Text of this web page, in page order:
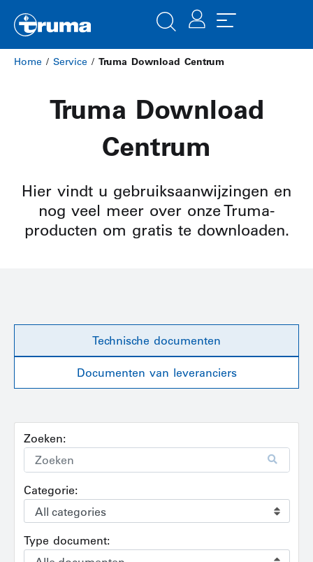
Home / Service / Truma Download Centrum
Truma Download
Centrum
Hier vindt u gebruiksaanwijzingen en
nog veel meer over onze Truma-
producten om gratis te downloaden.
Technische documenten
Documenten van leveranciers
Zoeken:
Categorie:
Type document: